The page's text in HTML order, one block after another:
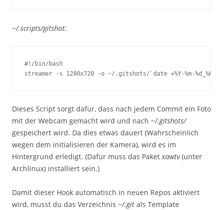
~/.scripts/gitshot:
#!/bin/bash
streamer -s 1280x720 -o ~/.gitshots/`date +%Y-%m-
Dieses Script sorgt dafür, dass nach jedem Commit ein Foto
mit der Webcam gemacht wird und nach ~/.gitshots/
gespeichert wird. Da dies etwas dauert (Wahrscheinlich
wegen dem initialisieren der Kamera), wird es im
Hintergrund erledigt. (Dafür muss das Paketxawtv(unter
Archlinux) installiert sein.)
Damit dieser Hook automatisch in neuen Repos aktiviert
wird, musst du das Verzeichnis ~/.git als Template